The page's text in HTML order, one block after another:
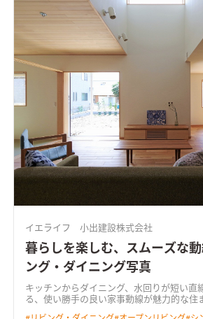
イエライフ 小出建設株式会社
暮らしを楽しむ、スムーズな
ング・ダイニング写真
キッチンからダイニング、水回りが短い直
る、使い勝手の良い家事動線が魅力的な住